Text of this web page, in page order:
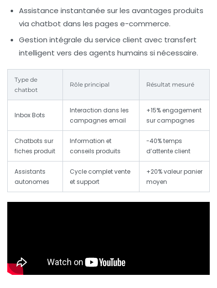
Assistance instantanée sur les avantages produits
via chatbot dans les pages e-commerce.
Gestion intégrale du service client avec transfert
intelligent vers des agents humains si nécessaire.
Type de
chatbot
Rôle principal Résultat mesuré
Inbox Bots
Interaction dans les
campagnes email
+15% engagement
sur campagnes
Chatbots sur
fiches produit
Information et
conseils produits
-40% temps
d’attente client
Assistants
autonomes
Cycle complet vente
et support
+20% valeur panier
moyen